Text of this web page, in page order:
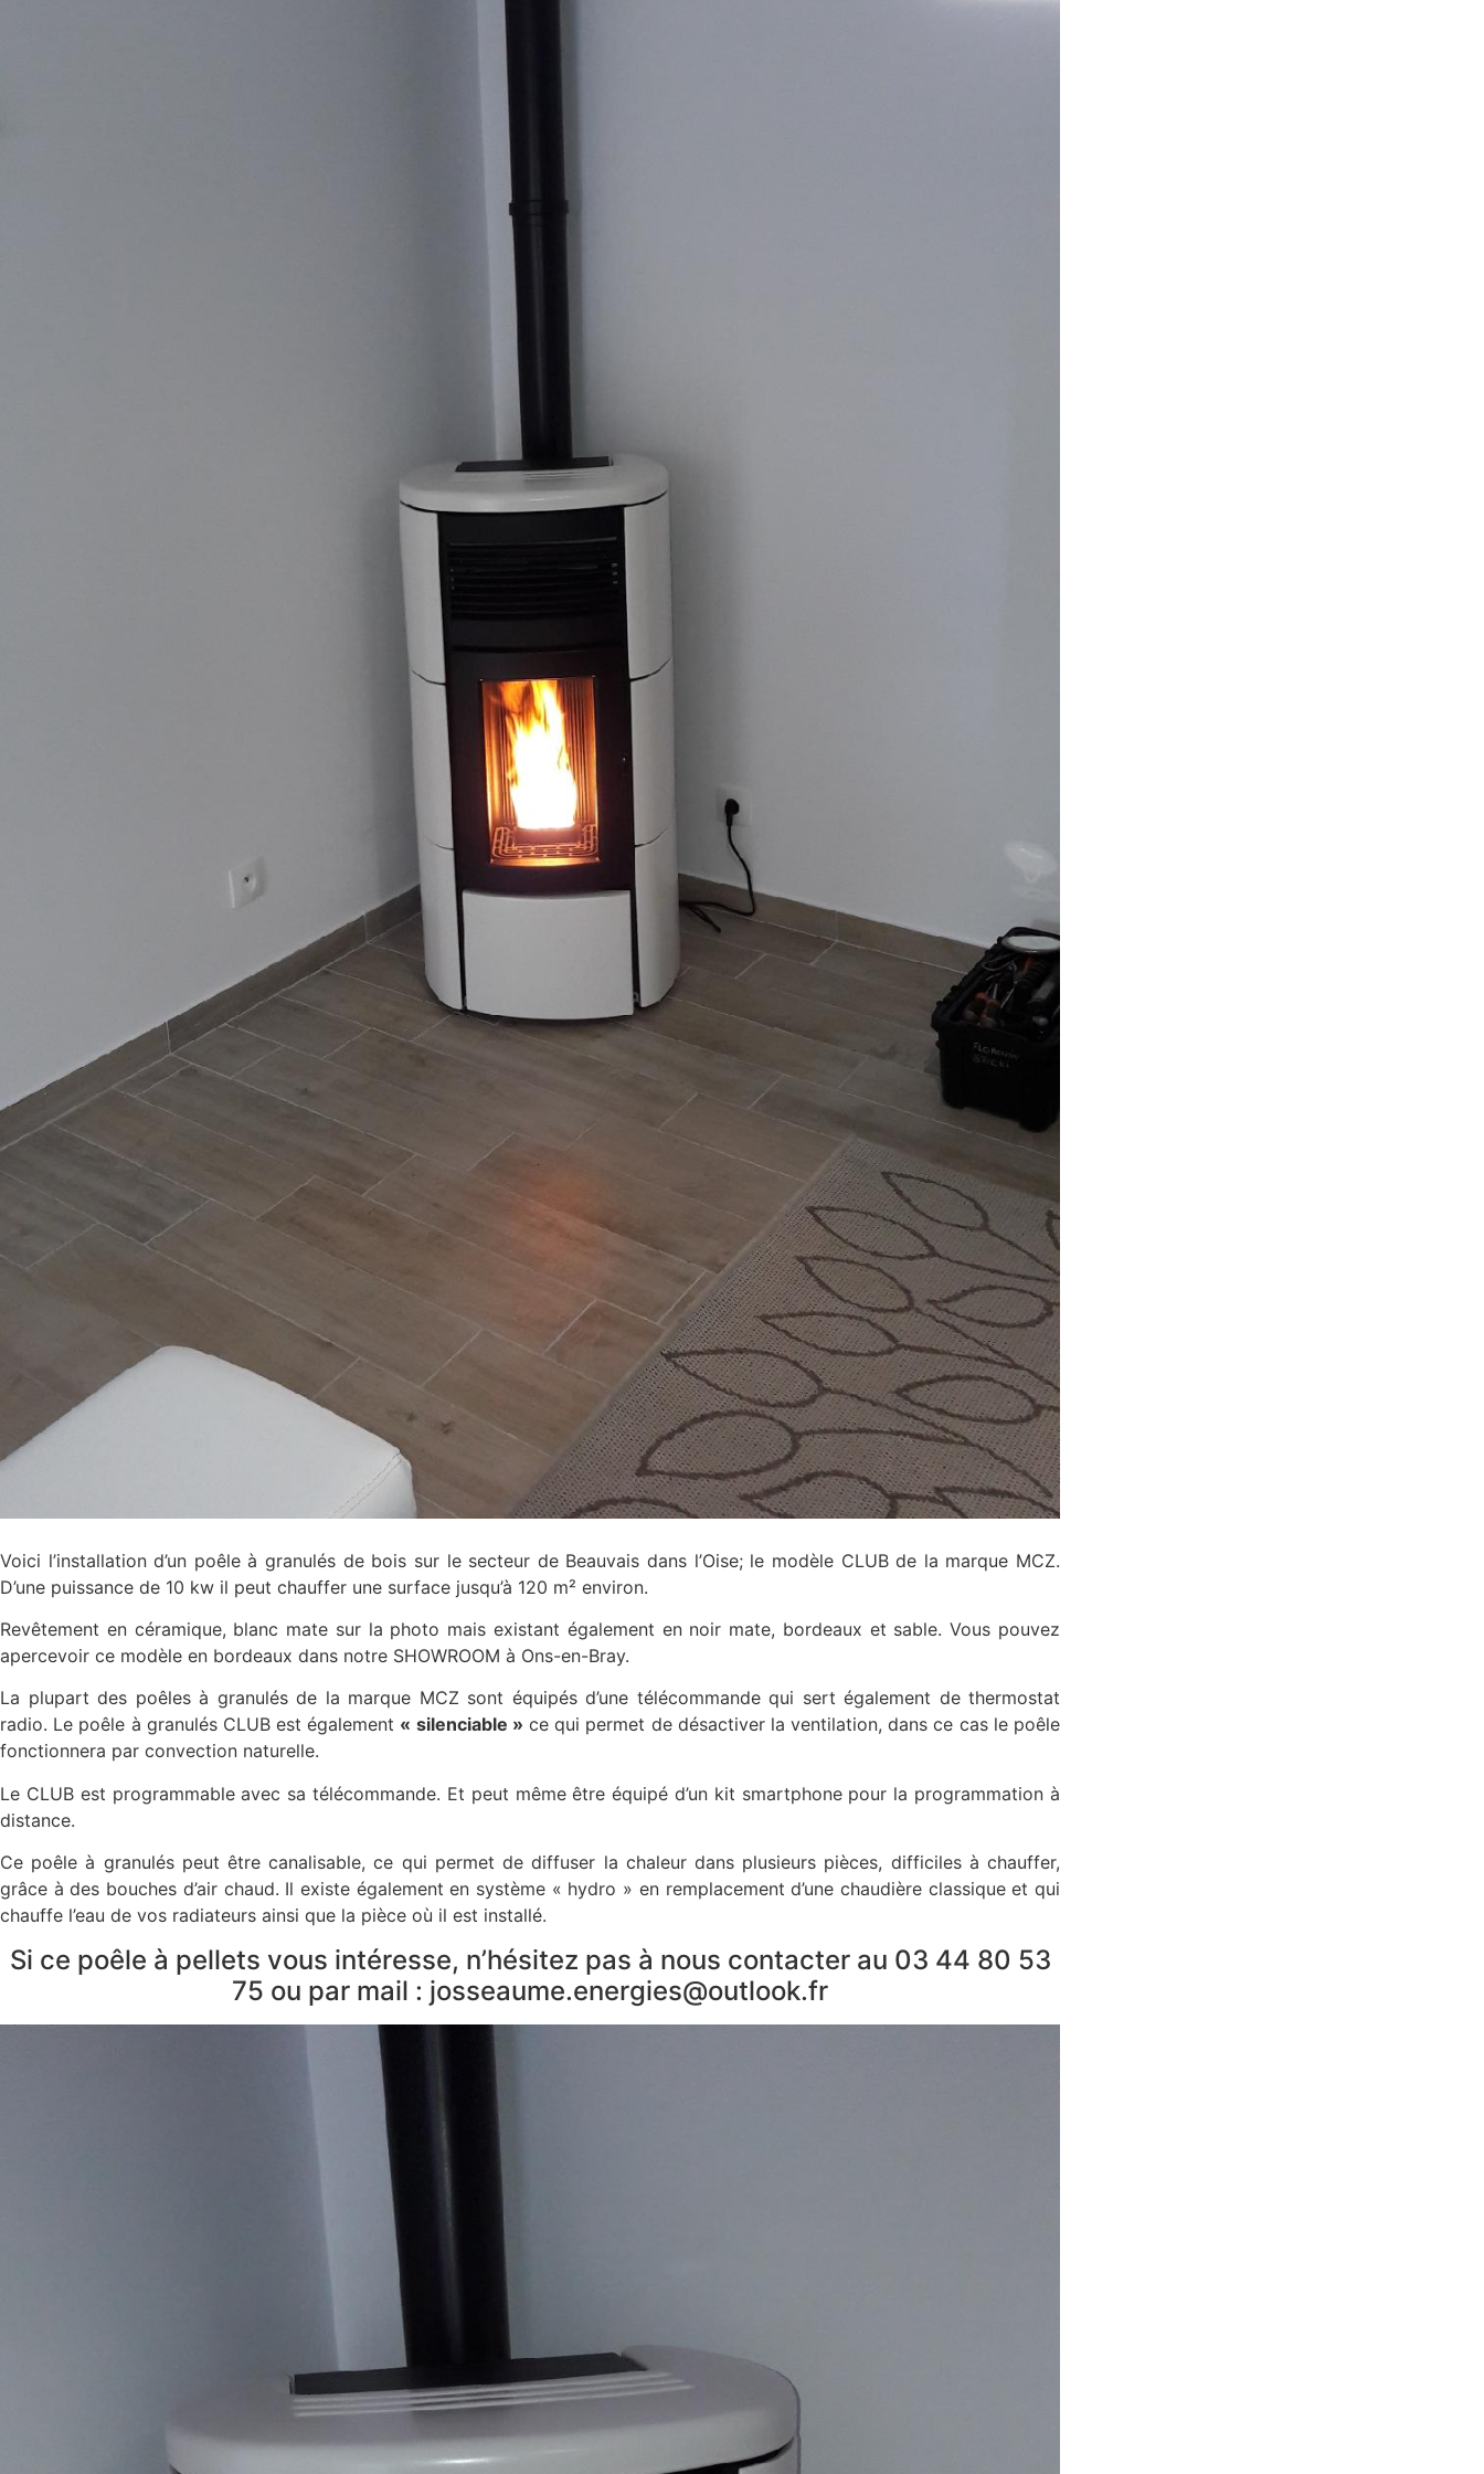
Voici l’installation d’un poêle à granulés de bois sur le secteur de Beauvais dans l’Oise; le modèle CLUB de la marque MCZ.
D’une puissance de 10 kw il peut chauffer une surface jusqu’à 120 m² environ.
Revêtement en céramique, blanc mate sur la photo mais existant également en noir mate, bordeaux et sable. Vous pouvez
apercevoir ce modèle en bordeaux dans notre SHOWROOM à Ons-en-Bray.
La plupart des poêles à granulés de la marque MCZ sont équipés d’une télécommande qui sert également de thermostat
radio. Le poêle à granulés CLUB est également « silenciable » ce qui permet de désactiver la ventilation, dans ce cas le poêle
fonctionnera par convection naturelle.
Le CLUB est programmable avec sa télécommande. Et peut même être équipé d’un kit smartphone pour la programmation à
distance.
Ce poêle à granulés peut être canalisable, ce qui permet de diffuser la chaleur dans plusieurs pièces, difficiles à chauffer,
grâce à des bouches d’air chaud. Il existe également en système « hydro » en remplacement d’une chaudière classique et qui
chauffe l’eau de vos radiateurs ainsi que la pièce où il est installé.
Si ce poêle à pellets vous intéresse, n’hésitez pas à nous contacter au 03 44 80 53
75 ou par mail : josseaume.energies@outlook.fr